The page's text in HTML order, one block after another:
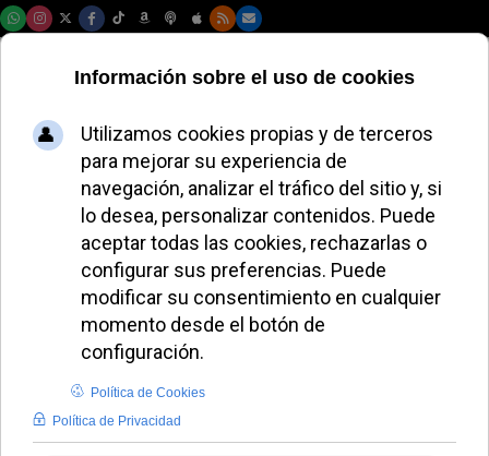
El Vaticano llama a
cristianos y
musulmanes a
transformar el
corazón por la paz